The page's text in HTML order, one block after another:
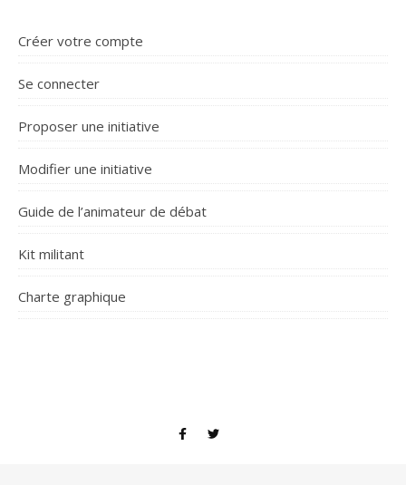
Créer votre compte
Se connecter
Proposer une initiative
Modifier une initiative
Guide de l’animateur de débat
Kit militant
Charte graphique